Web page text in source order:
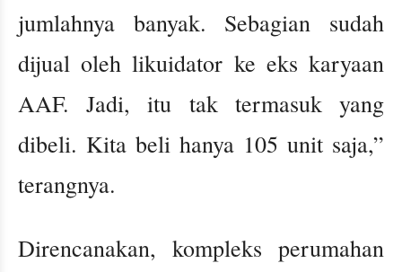
jumlahnya banyak. Sebagian sudah
dijual oleh likuidator ke eks karyaan
AAF. Jadi, itu tak termasuk yang
dibeli. Kita beli hanya 105 unit saja,”
terangnya.
Direncanakan, kompleks perumahan